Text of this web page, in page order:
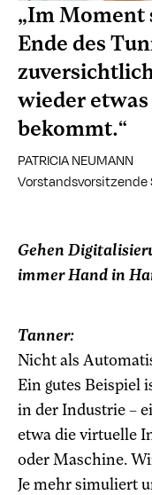
„Im Moment
Ende des
wieder
bekommt.“
PATRICIA NEUMANN
Vorstandsvorsitzende
Gehen
immer Hand in
Tanner:
Nicht als
Ein gutes Beispiel
in der Industrie –
etwa die virtuelle
oder Maschine.
Je mehr simuliert